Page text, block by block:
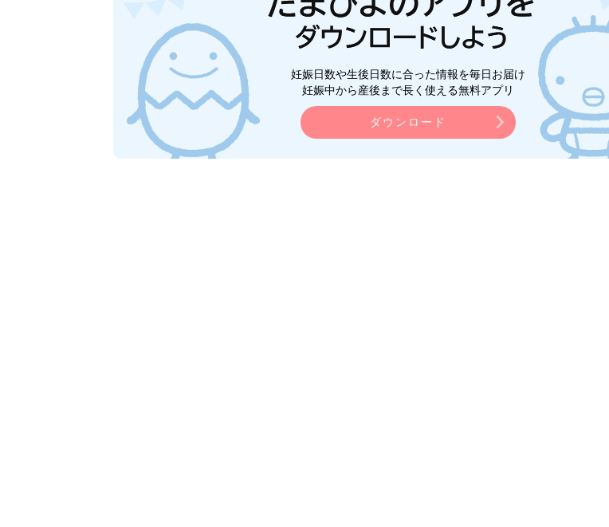
妊娠日数や生後日数に合った情報を毎日お届け
妊娠中から産後まで長く使える無料アプリ
ダウンロード